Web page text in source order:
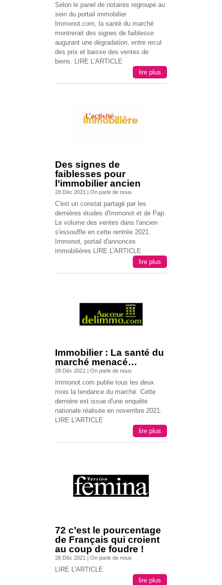
Selon le panel de notaires regroupé au
sein du portail immobilier
Immonot.com, la santé du marché
montrerait des signes de faiblesse
augurant une dégradation, entre recul
des prix et baisse des ventes de
biens. LIRE L'ARTICLE
lire plus
Des signes de
faiblesses pour
l’immobilier ancien
28 Déc 2021 | On parle de nous
C'est un constat partagé par les
dernières études d'Immonot et de Pap.
Le volume des ventes dans l'ancien
s'essouffle en cette rentrée 2021.
Immonot, portail d'annonces
immobilières LIRE L'ARTICLE
lire plus
Immobilier : La santé du
marché menacé…
28 Déc 2021 | On parle de nous
Immonot.com publie tous les deux
mois la tendance du marché. Cette
dernière est issue d'une enquête
nationale réalisée en novembre 2021.
LIRE L'ARTICLE
lire plus
72 c’est le pourcentage
de Français qui croient
au coup de foudre !
28 Déc 2021 | On parle de nous
LIRE L'ARTICLE
lire plus